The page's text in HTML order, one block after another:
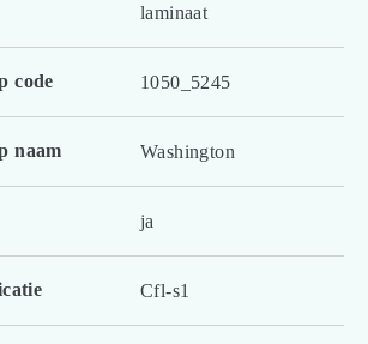
laminaat
code 1050_5245
naam Washington
ja
Cfl-s1